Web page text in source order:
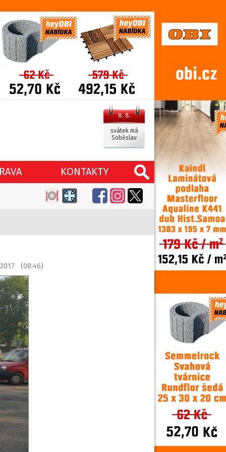
8. 8.
svátek má
Soběslav
KONTAKTY
(08:46)